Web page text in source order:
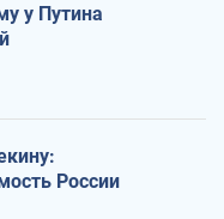
у Путина
России